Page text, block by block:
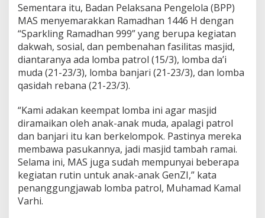
Sementara itu, Badan Pelaksana Pengelola (BPP)
MAS menyemarakkan Ramadhan 1446 H dengan
“Sparkling Ramadhan 999” yang berupa kegiatan
dakwah, sosial, dan pembenahan fasilitas masjid,
diantaranya ada lomba patrol (15/3), lomba da’i
muda (21-23/3), lomba banjari (21-23/3), dan lomba
qasidah rebana (21-23/3).
“Kami adakan keempat lomba ini agar masjid
diramaikan oleh anak-anak muda, apalagi patrol
dan banjari itu kan berkelompok. Pastinya mereka
membawa pasukannya, jadi masjid tambah ramai.
Selama ini, MAS juga sudah mempunyai beberapa
kegiatan rutin untuk anak-anak GenZI,” kata
penanggungjawab lomba patrol, Muhamad Kamal
Varhi.